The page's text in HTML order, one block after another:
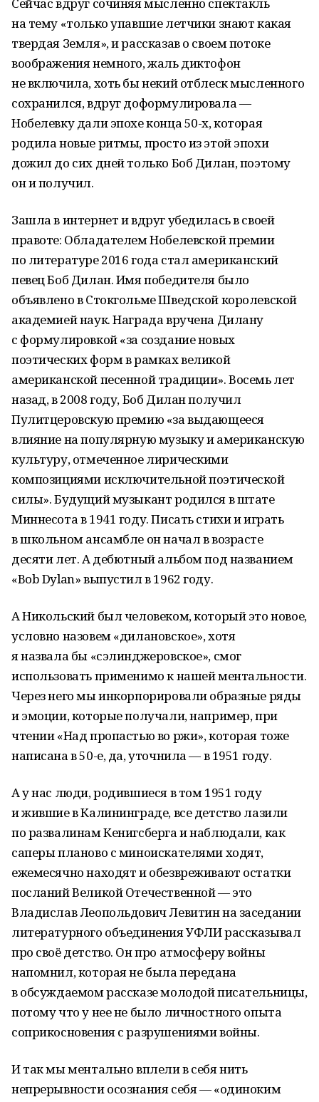
на тему «только упавшие летчики знают какая
твердая Земля», и рассказав о своем потоке
воображения немного, жаль диктофон
не включила, хоть бы некий отблеск мысленного
сохранился, вдруг доформулировала —
Нобелевку дали эпохе конца 50-х, которая
родила новые ритмы, просто из этой эпохи
дожил до сих дней только Боб Дилан, поэтому
он и получил.
Зашла в интернет и вдруг убедилась в своей
правоте: Обладателем Нобелевской премии
по литературе 2016 года стал американский
певец Боб Дилан. Имя победителя было
объявлено в Стокгольме Шведской королевской
академией наук. Награда вручена Дилану
с формулировкой «за создание новых
поэтических форм в рамках великой
американской песенной традиции». Восемь лет
назад, в 2008 году, Боб Дилан получил
Пулитцеровскую премию «за выдающееся
влияние на популярную музыку и американскую
культуру, отмеченное лирическими
композициями исключительной поэтической
силы». Будущий музыкант родился в штате
Миннесота в 1941 году. Писать стихи и играть
в школьном ансамбле он начал в возрасте
десяти лет. А дебютный альбом под названием
«Bob Dylan» выпустил в 1962 году.
А Никольский был человеком, который это новое,
условно назовем «дилановское», хотя
я назвала бы «сэлинджеровское», смог
использовать применимо к нашей ментальности.
Через него мы инкорпорировали образные ряды
и эмоции, которые получали, например, при
чтении «Над пропастью во ржи», которая тоже
написана в 50-е, да, уточнила — в 1951 году.
А у нас люди, родившиеся в том 1951 году
и жившие в Калининграде, все детство лазили
по развалинам Кенигсберга и наблюдали, как
саперы планово с миноискателями ходят,
ежемесячно находят и обезвреживают остатки
посланий Великой Отечественной — это
Владислав Леопольдович Левитин на заседании
литературного объединения УФЛИ рассказывал
про своё детство. Он про атмосферу войны
напомнил, которая не была передана
в обсуждаемом рассказе молодой писательницы,
потому что у нее не было личностного опыта
соприкосновения с разрушениями войны.
И так мы ментально вплели в себя нить
непрерывности осознания себя — «одиноким